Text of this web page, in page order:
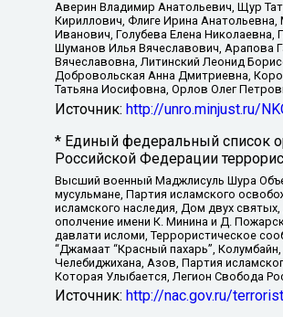
Аверин Владимир Анатольевич, Щур
Кириллович, Флиге Ирина
Иванович, Голубева Елена
Шуманов Илья Вячеславович, Арапова
Вячеславовна, Литинский Леонид
Добровольская Анна Дмитриевна,
Татьяна Иосифовна, Орлов Олег
Источник: http://unro.minjust.ru/
* Единый федеральный список
Российской Федерации
Высший военный Маджлисуль Шура
мусульмане, Партия исламского
исламского наследия, Дом двух
ополчение имени К. Минина и Д.
давлати исломи, Террористическое
“Джамаат “Красный пахарь”,
Челебиджихана, Азов, Партия
Которая Улыбается, Легион Свобода
Источник: http://nac.gov.ru/